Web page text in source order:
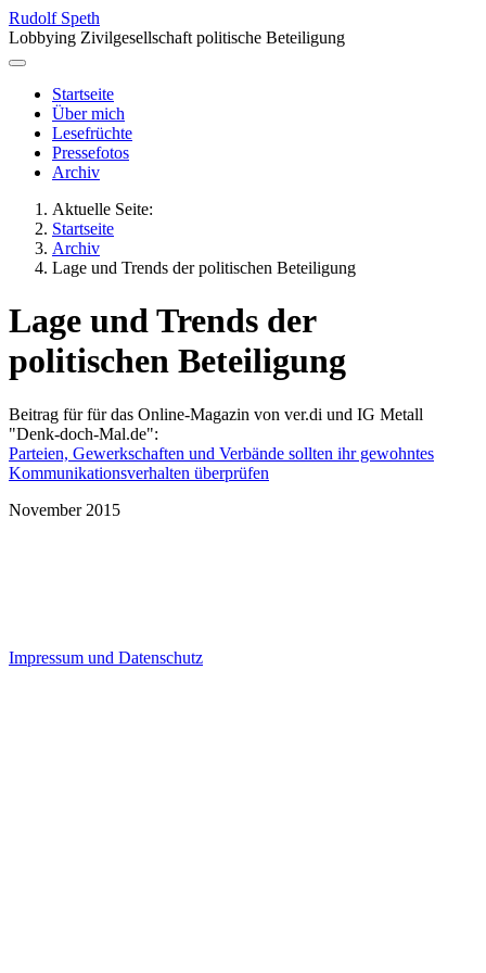
Rudolf Speth
Lobbying Zivilgesellschaft politische Beteiligung
Startseite
Über mich
Lesefrüchte
Pressefotos
Archiv
Aktuelle Seite:
Startseite
Archiv
Lage und Trends der politischen Beteiligung
Lage und Trends der
politischen Beteiligung
Beitrag für für das Online-Magazin von ver.di und IG Metall
"Denk-doch-Mal.de":
Parteien, Gewerkschaften und Verbände sollten ihr gewohntes
Kommunikationsverhalten überprüfen
November 2015
Impressum und Datenschutz